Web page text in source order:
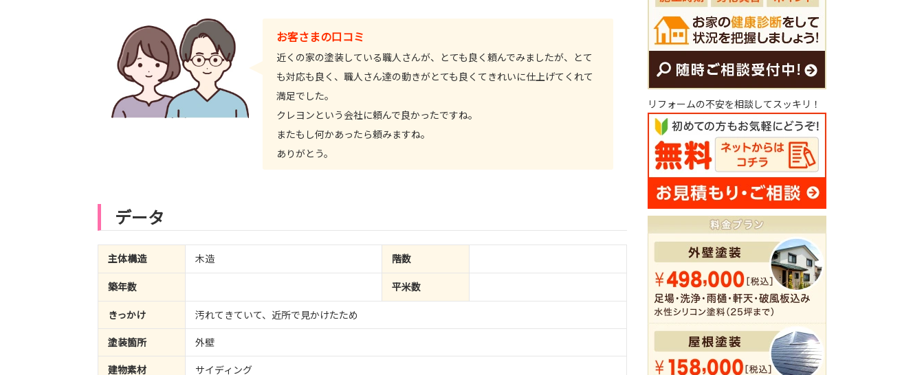
お客さまの口コミ
近くの家の塗装している職人さんが、とても良く頼んでみましたが、とて
も対応も良く、職人さん達の動きがとても良くてきれいに仕上げてくれて
満足でした。
クレヨンという会社に頼んで良かったですね。
またもし何かあったら頼みますね。
ありがとう。
データ
主体構造 木造 階数
築年数 平米数
きっかけ
汚れてきていて、近所で見かけたため
塗装箇所
外壁
建物素材
サイディング
リフォームの不安を相談してスッキリ！